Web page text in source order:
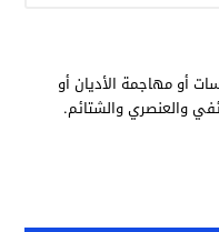
أو مهاجمة الأديان أو
والعنصري والشتائم.